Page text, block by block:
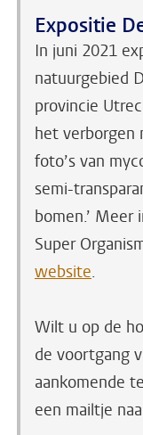
Expositie
In juni 2021
natuurgebied
provincie
het verborgen
foto’s van
semi-
bomen.’
Super
website.
Wilt u op de
de voortgang
aankomende
een mailtje